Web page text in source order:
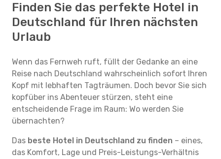
Finden Sie das perfekte Hotel in
Deutschland für Ihren nächsten
Urlaub
Wenn das Fernweh ruft, füllt der Gedanke an eine
Reise nach Deutschland wahrscheinlich sofort Ihren
Kopf mit lebhaften Tagträumen. Doch bevor Sie sich
kopfüber ins Abenteuer stürzen, steht eine
entscheidende Frage im Raum: Wo werden Sie
übernachten?
Das beste Hotel in Deutschland zu finden – eines,
das Komfort, Lage und Preis-Leistungs-Verhältnis